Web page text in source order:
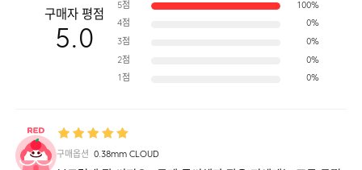
구매자 평점
5.0
5점 100%
4점 0%
3점 0%
2점 0%
1점 0%
구매옵션 0.38mm CLOUD